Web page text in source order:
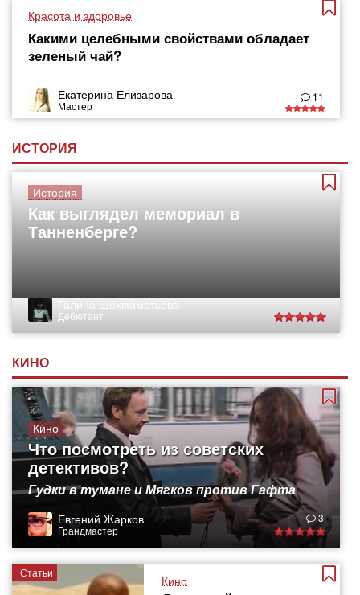
Красота и здоровье
Какими целебными свойствами обладает
зеленый чай?
Екатерина Елизарова
Мастер
11
ИСТОРИЯ
История
Как выглядел мемориал в
Танненберге?
Галина Шехмаметьева
Дебютант
КИНО
Кино
Что посмотреть из советских
детективов?
Гудки в тумане и Мягков против Гафта
Евгений Жарков
Грандмастер
3
Статьи
Кино